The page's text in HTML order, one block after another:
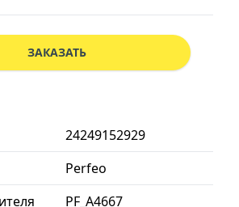
24249152929
Perfeo
PF_A4667
ЗАКАЗАТЬ